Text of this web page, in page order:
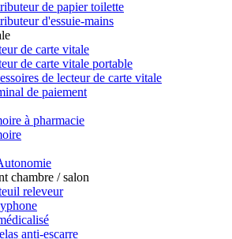
de papier toilette
d'essuie-mains
de carte vitale
de carte vitale portable
de lecteur de carte vitale
de paiement
à pharmacie
chambre / salon
releveur
anti-escarre